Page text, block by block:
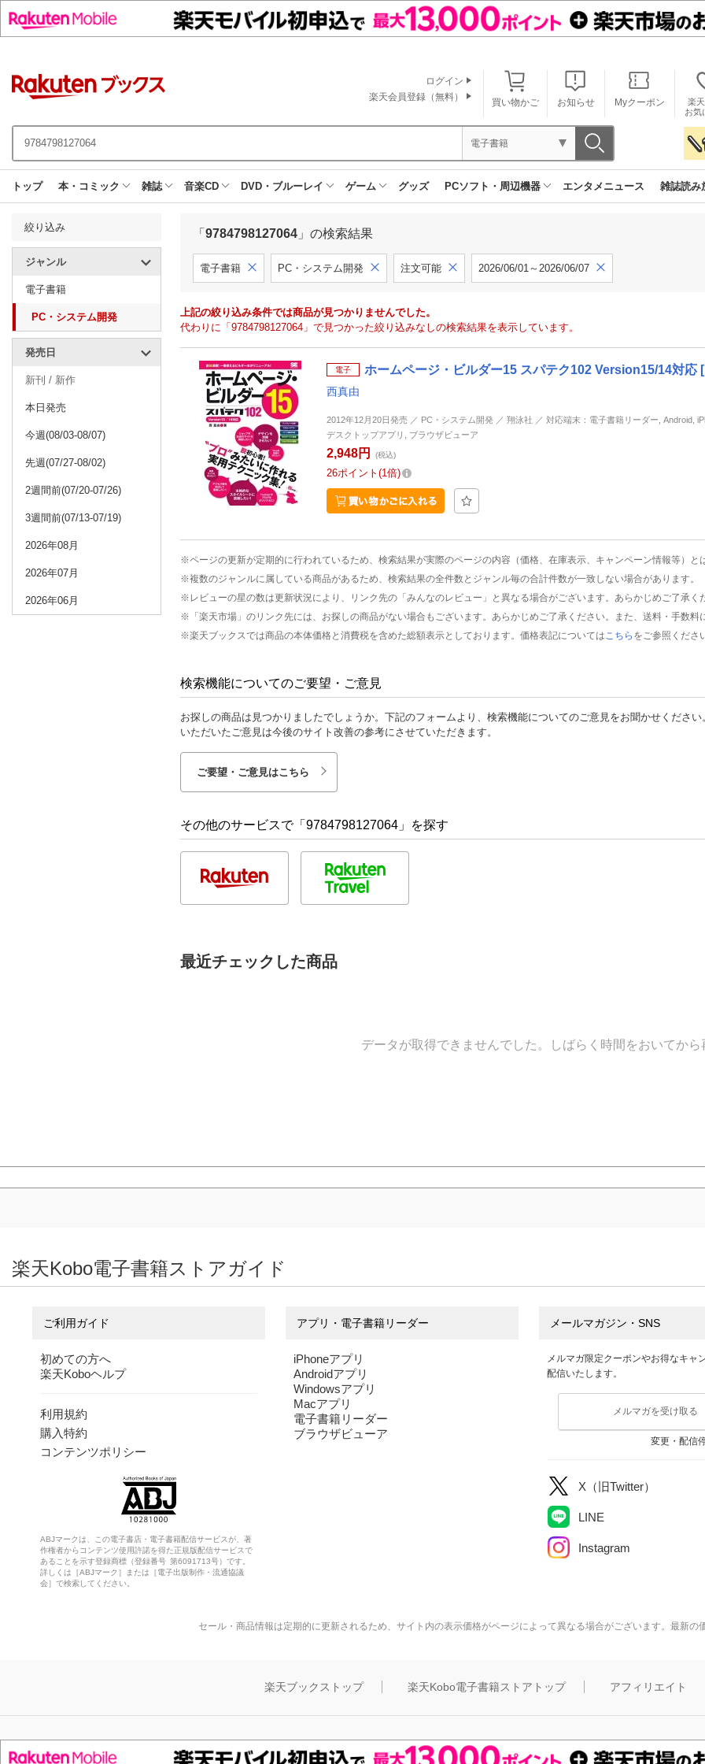
買い物かご お知らせ Myクーポン
楽
お気
ログイン
楽天会員登録（無料）
電子書籍
トップ 本・コミック 雑誌 音楽CD DVD・ブルーレイ ゲーム グッズ PCソフト・周辺機器 エンタメニュース 雑誌読み
絞り込み
ジャンル
電子書籍
PC・システム開発
発売日
新刊 / 新作
本日発売
今週(08/03-08/07)
先週(07/27-08/02)
2週間前(07/20-07/26)
3週間前(07/13-07/19)
2026年08月
2026年07月
2026年06月
「 9784798127064 」の検索結果
電子書籍 PC・システム開発 注文可能 2026/06/01～2026/06/07
上記の絞り込み条件では商品が見つかりませんでした。
代わりに「9784798127064」で見つかった絞り込みなしの検索結果を表示しています。
電子 ホームページ・ビルダー15 スパテク102 Version15/14対応
西真由
2012年12月20日発売 ／ PC・システム開発 ／ 翔泳社 ／ 対応端末：電子書籍リーダー, Android,
デスクトップアプリ, ブラウザビューア
2,948円 (税込)
26ポイント 1倍
※ページの更新が定期的に行われているため、検索結果が実際のページの内容（価格、在庫表示、キャンペーン情報等）と
※複数のジャンルに属している商品があるため、検索結果の全件数とジャンル毎の合計件数が一致しない場合があります。
※レビューの星の数は更新状況により、リンク先の「みんなのレビュー」と異なる場合がございます。あらかじめご了承く
※「楽天市場」のリンク先には、お探しの商品がない場合もございます。あらかじめご了承ください。また、送料・手数料
※楽天ブックスでは商品の本体価格と消費税を含めた総額表示としております。価格表記については こちら をご参照くださ
検索機能についてのご要望・ご意見
お探しの商品は見つかりましたでしょうか。下記のフォームより、検索機能についてのご意見をお聞かせください
いただいたご意見は今後のサイト改善の参考にさせていただきます。
ご要望・ご意見はこちら
その他のサービスで「9784798127064」を探す
最近チェックした商品
データが取得できませんでした。しばらく時間をおいてから
楽天Kobo電子書籍ストアガイド
ご利用ガイド
初めての方へ
楽天Koboヘルプ
利用規約
購入特約
コンテンツポリシー
ABJマークは、この電子書店・電子書籍配信サービスが、著
作権者からコンテンツ使用許諾を得た正規版配信サービスで
あることを示す登録商標（登録番号 第6091713号）です。
詳しくは［ABJマーク］または［電子出版制作・流通協議
会］で検索してください。
アプリ・電子書籍リーダー
iPhoneアプリ
Androidアプリ
Windowsアプリ
Macアプリ
電子書籍リーダー
ブラウザビューア
メールマガジン・SNS
メルマガ限定クーポンやお得なキャ
配信いたします。
メルマガを受け取る
変更・配信
X（旧Twitter）
LINE
Instagram
セール・商品情報は定期的に更新されるため、サイト内の表示価格がページによって異なる場合がございます。最新の
楽天ブックストップ 楽天Kobo電子書籍ストアトップ アフィリエイト